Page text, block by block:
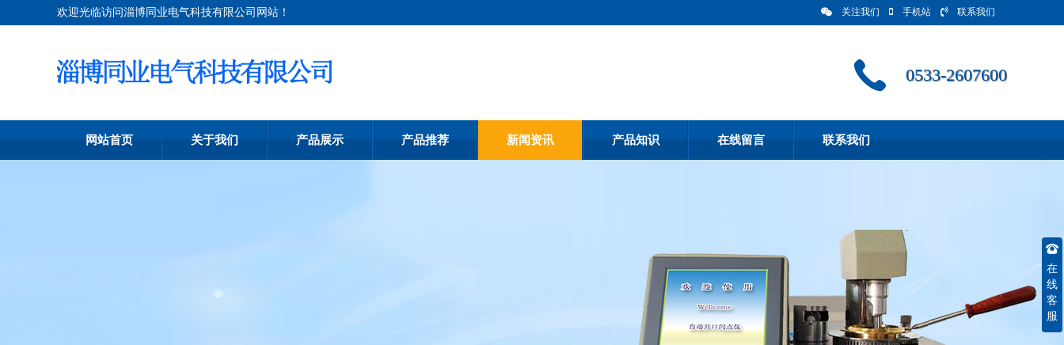
欢迎光临访问淄博同业电气科技有限公司网站！ 关注我们 手机站 联系我们
0533-2607600
网站首页 关于我们 产品展示 产品推荐 新闻资讯 产品知识 在线留言 联系我们
在
线
客
服